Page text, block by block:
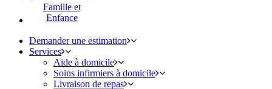
Famille et
Enfance
Demander une estimation
Services
Aide à domicile
Soins infirmiers à domicile
Livraison de repas